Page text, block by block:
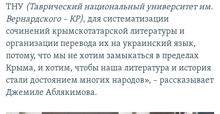
ТНУ (Таврический национальный университет им.
Вернардского – КР), для систематизации
сочинений крымскотатарской литературы и
организации перевода их на украинский язык,
потому, что мы не хотим замыкаться в пределах
Крыма, и хотим, чтобы наша литература и история
стали достоянием многих народов», – рассказывает
Джемиле Аблякимова.